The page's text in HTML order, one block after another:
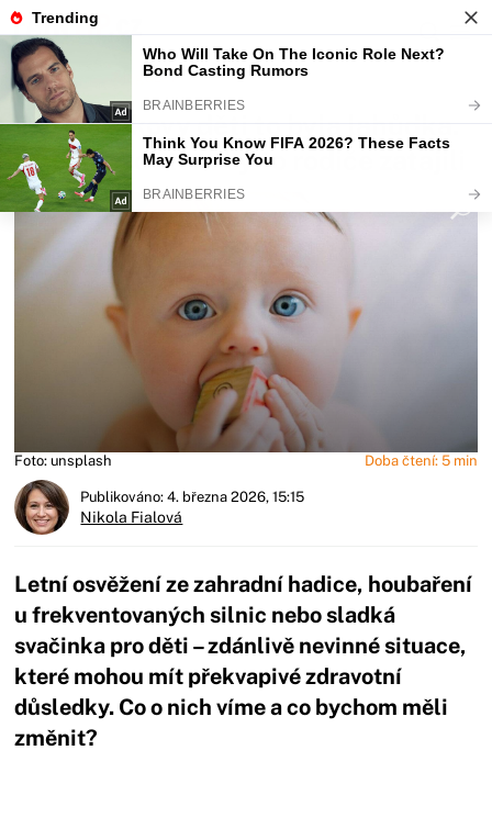
Fajntip.cz Magazín
Pro Husákovy děti to byla lahůdka.
Dnešním dětem by to rodiče zatajili
Foto: unsplash Doba čtení: 5 min
Publikováno: 4. března 2026, 15:15
Nikola Fialová
Letní osvěžení ze zahradní hadice, houbaření
u frekventovaných silnic nebo sladká
svačinka pro děti – zdánlivě nevinné situace,
které mohou mít překvapivé zdravotní
důsledky. Co o nich víme a co bychom měli
změnit?